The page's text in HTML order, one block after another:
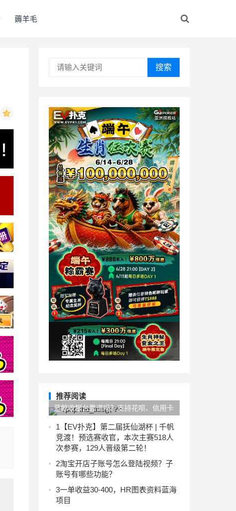
薅羊毛
搜索
推荐阅读
蓝鲸收银台靠谱吗？支持花呗、信用卡
自动回款
1 【EV扑克】第二届抚仙湖杯 | 千帆
竞渡！预选赛收官，本次主赛518人
次参赛，129人晋级第二轮！
2淘宝开店子账号怎么登陆视频？子
账号有哪些功能？
3一单收益30-400，HR图表资料蓝海
项目